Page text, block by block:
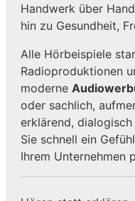
Handwerk über
hin zu Gesundheit,
Alle Hörbeispiele
Radioproduktionen
moderne
oder sachlich,
erklärend,
Sie schnell ein
Ihrem Unternehmen